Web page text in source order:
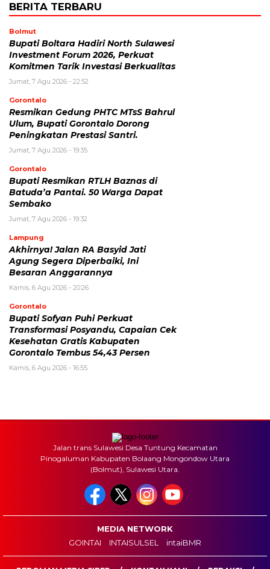
BERITA TERBARU
Bolmut
Bupati Boltara Hadiri North Sulawesi
Investment Forum 2026, Perkuat
Komitmen Tarik Investasi Berkualitas
Jumat, 7 Agu 2026 - 22:52
Gorontalo
Resmikan Gedung PHTC MTsS Bahrul
Ulum, Bupati Gorontalo Dorong
Peningkatan Prestasi Santri.
Jumat, 7 Agu 2026 - 19:35
Gorontalo
Bupati Resmikan RTLH Baznas di
Batuda’a Pantai. 50 Warga Dapat
Sembako
Jumat, 7 Agu 2026 - 19:32
Lampung
Akhirnya! Jalan RA Basyid Jati
Agung Segera Diperbaiki, Ini
Besaran Anggarannya
Kamis, 6 Agu 2026 - 20:26
Gorontalo
Bupati Sofyan Puhi Perkuat
Transformasi Posyandu, Capaian Cek
Kesehatan Gratis Kabupaten
Gorontalo Tembus 54,43 Persen
Kamis, 6 Agu 2026 - 16:55
Jalan trans Sulawesi Desa Tuntung Kecamatan
Pinogaluman Kabupaten Bolaang Mongondow Utara
(Bolmut), Sulawesi Utara.
MEDIA NETWORK
GOINTAI
INTAISULSEL intaiBMR